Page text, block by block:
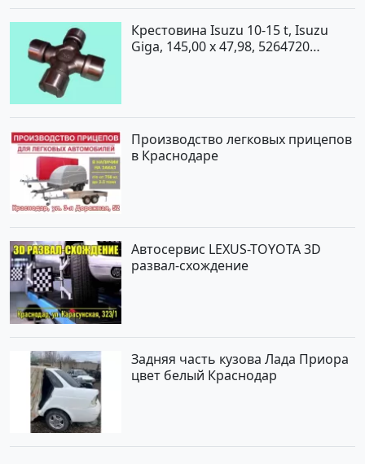
Крестовина Isuzu 10-15 t, Isuzu
Giga, 145,00 x 47,98, 5264720
Производство легковых прицепов
в Краснодаре
Автосервис LEXUS-TOYOTA 3D
развал-схождение
Задняя часть кузова Лада Приора
цвет белый Краснодар